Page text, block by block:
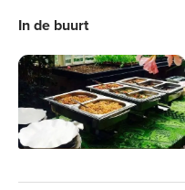
In de buurt